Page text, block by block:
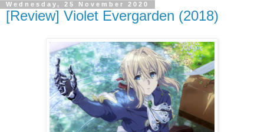
Wednesday, 25 November 2020
[Review] Violet Evergarden (2018)